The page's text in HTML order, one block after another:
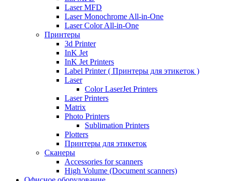
Laser MFD
Laser Monochrome All-in-One
Laser Color All-in-One
Принтеры
3d Printer
InK Jet
InK Jet Printers
Label Printer ( Принтеры для этикеток )
Laser
Color LaserJet Printers
Laser Printers
Matrix
Photo Printers
Sublimation Printers
Plotters
Принтеры для этикеток
Сканеры
Accessories for scanners
High Volume (Document scanners)